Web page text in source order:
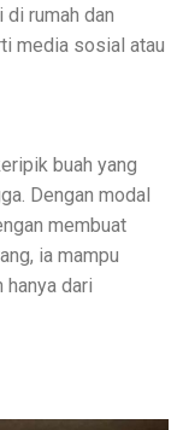
rumah dan
media sosial atau
buah yang
Dengan modal
membuat
ia mampu
hanya dari